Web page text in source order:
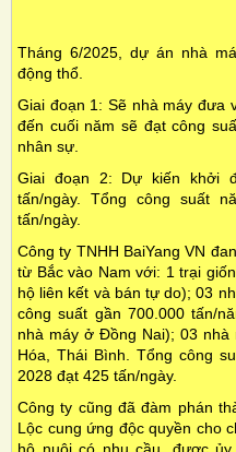
Tháng 6/2025, dự án nhà
động thổ.
Giai đoạn 1: Sẽ nhà máy đưa
đến cuối năm sẽ đạt công
nhân sự.
Giai đoạn 2: Dự kiến khởi
tấn/ngày. Tổng công suất
tấn/ngày.
Công ty TNHH BaiYang VN
từ Bắc vào Nam với: 1 trại
hộ liên kết và bán tự do); 03
công suất gần 700.000 tấn/
nhà máy ở Đồng Nai); 03 nhà
Hóa, Thái Bình. Tổng công
2028 đạt 425 tấn/ngày.
Công ty cũng đã đàm phán
Lộc cung ứng độc quyền cho